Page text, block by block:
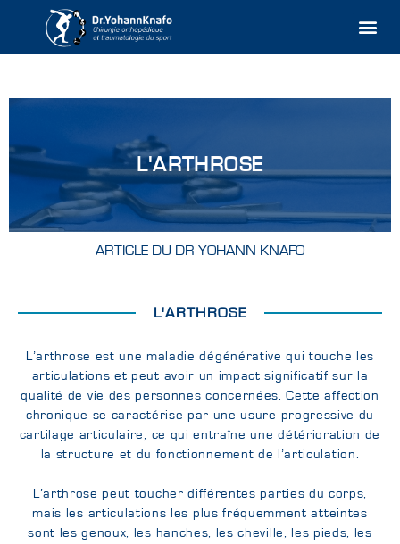
L'ARTHROSE
ARTICLE DU DR YOHANN KNAFO
L'ARTHROSE
L’arthrose est une maladie dégénérative qui touche les
articulations et peut avoir un impact significatif sur la
qualité de vie des personnes concernées. Cette affection
chronique se caractérise par une usure progressive du
cartilage articulaire, ce qui entraîne une détérioration de
la structure et du fonctionnement de l’articulation.
L’arthrose peut toucher différentes parties du corps,
mais les articulations les plus fréquemment atteintes
sont les genoux, les hanches, les cheville, les pieds, les